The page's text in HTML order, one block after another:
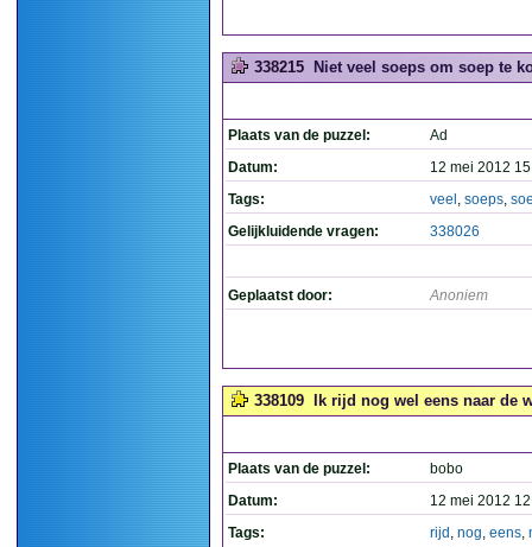
338215 Niet veel soeps om soep te
Plaats van de puzzel:
Ad
Datum:
12 mei 2012
Tags:
veel , soeps,
Gelijkluidende vragen:
338026
Geplaatst door: Anoniem
338109 Ik rijd nog wel eens naar de
Plaats van de puzzel:
bobo
Datum:
12 mei 2012
Tags:
rijd , nog, eens,